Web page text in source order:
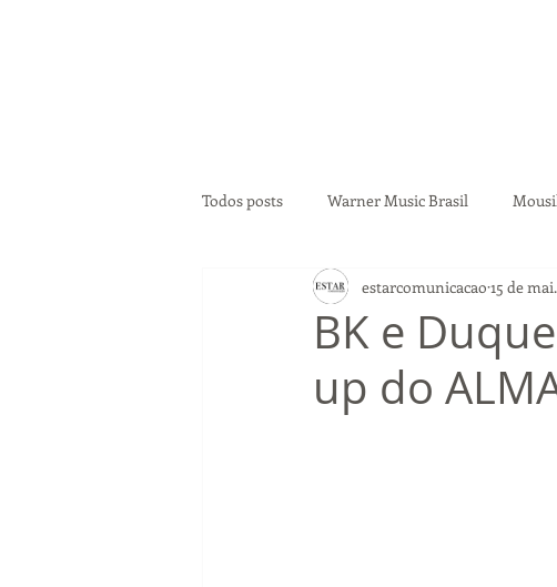
Todos posts Warner Music Brasil
Ferrugem Pocah Maria Rita
Jade Baraldo Marvvila MC Hariel
BK e
up do
estarcomunicacao 15 de